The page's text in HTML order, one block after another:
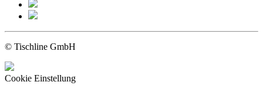
© Tischline GmbH
Cookie Einstellung